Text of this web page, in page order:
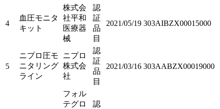
4
血圧モニタ
キット
株式会
社平和
医療器
械
認
証
品
目
2021/05/19 303AIBZX00015000
5
ニプロ圧モ
ニタリング
ライン
ニプロ
株式会
社
認
証
品
目
2021/03/16 303AABZX00019000
フォル
テグロ
認